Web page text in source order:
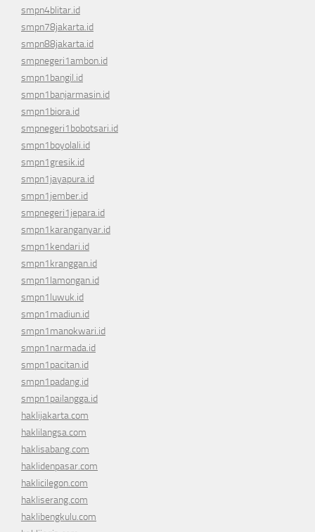
smpn4blitar.id
smpn78jakarta.id
smpn88jakarta.id
smpnegeri1ambon.id
smpn1bangil.id
smpn1banjarmasin.id
smpn1biora.id
smpnegeri1bobotsari.id
smpn1boyolali.id
smpn1gresik.id
smpn1jayapura.id
smpn1jember.id
smpnegeri1jepara.id
smpn1karanganyar.id
smpn1kendari.id
smpn1kranggan.id
smpn1lamongan.id
smpn1luwuk.id
smpn1madiun.id
smpn1manokwari.id
smpn1narmada.id
smpn1pacitan.id
smpn1padang.id
smpn1pailangga.id
haklijakarta.com
haklilangsa.com
haklisabang.com
haklidenpasar.com
haklicilegon.com
hakliserang.com
haklibengkulu.com